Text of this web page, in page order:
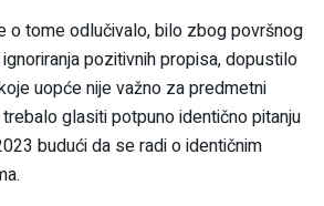
o tome odlučivalo, bilo zbog površnog
pozitivnih propisa, dopustilo
uopće nije važno za predmetni
glasiti potpuno identično pitanju
budući da se radi o identičnim